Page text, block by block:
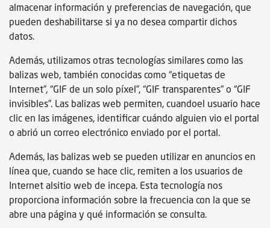
almacenar información y preferencias de navegación, que
pueden deshabilitarse si ya no desea compartir dichos
datos.
Además, utilizamos otras tecnologías similares como las
balizas web, también conocidas como “etiquetas de
Internet”, “GIF de un solo píxel”, “GIF transparentes” o “GIF
invisibles”. Las balizas web permiten, cuandoel usuario hace
clic en las imágenes, identificar cuándo alguien vio el portal
o abrió un correo electrónico enviado por el portal.
Además, las balizas web se pueden utilizar en anuncios en
línea que, cuando se hace clic, remiten a los usuarios de
Internet alsitio web de incepa. Esta tecnología nos
proporciona información sobre la frecuencia con la que se
abre una página y qué información se consulta.